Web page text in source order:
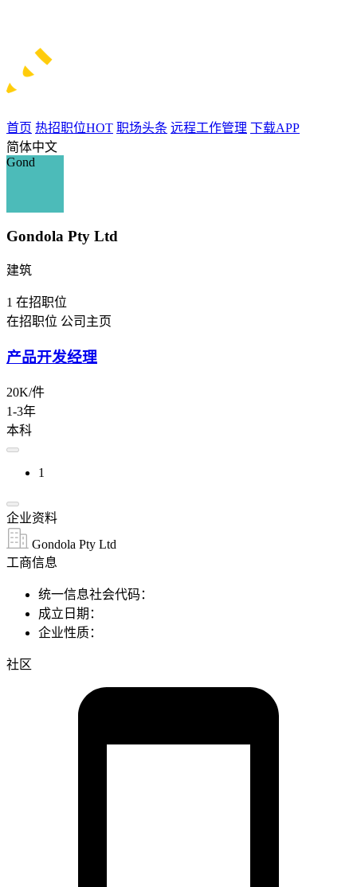
首页 热招职位HOT 职场头条 远程工作管理 下载APP
简体中文
Gond
Gondola Pty Ltd
建筑
1 在招职位
在招职位 公司主页
产品开发经理
20K/件
1-3年
本科
1
企业资料
Gondola Pty Ltd
工商信息
统一信息社会代码：
成立日期：
企业性质：
社区